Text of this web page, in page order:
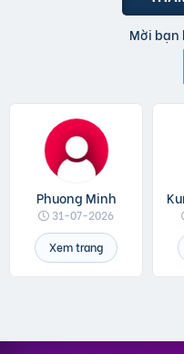
Mời bạn
Phuong Minh
31-07-2026
Xem trang